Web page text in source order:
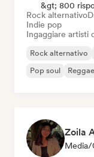
&gt; 800
Rock alternativo
Indie pop
Ingaggiare artisti
Rock alternativo
Pop soul
Reggae
Zoila
Media/